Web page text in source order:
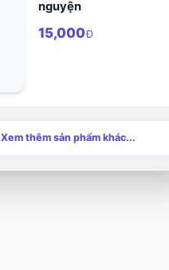
nguyện
15,000Đ
Xem thêm sản phẩm khác...